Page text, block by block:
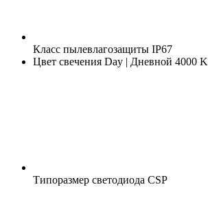
Класс пылевлагозащиты IP67
Цвет свечения Day | Дневной 4000 K
Типоразмер светодиода CSP